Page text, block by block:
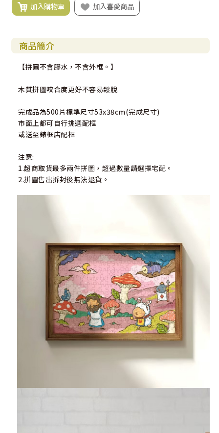
加入購物車 加入喜愛商品
商品簡介
【拼圖不含膠水，不含外框。】
木質拼圖咬合度更好不容易鬆脫
完成品為500片標準尺寸53x38cm(完成尺寸)
市面上都可自行挑選配框
或送至錶框店配框
注意:
1.超商取貨最多兩件拼圖，超過數量請選擇宅配。
2.拼圖售出拆封後無法退貨。